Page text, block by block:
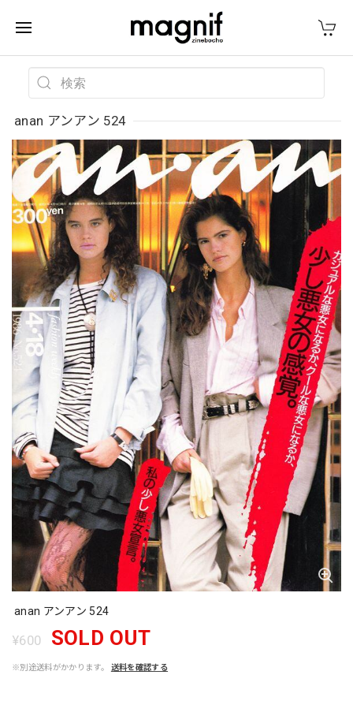
anan アンアン 524
anan アンアン 524
¥600 SOLD OUT
※別途送料がかかります。 送料を確認する